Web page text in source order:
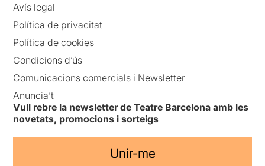
Avís legal
Política de privacitat
Política de cookies
Condicions d’ús
Comunicacions comercials i Newsletter
Anuncia’t
Vull rebre la newsletter de Teatre Barcelona amb les
novetats, promocions i sorteigs
Unir-me